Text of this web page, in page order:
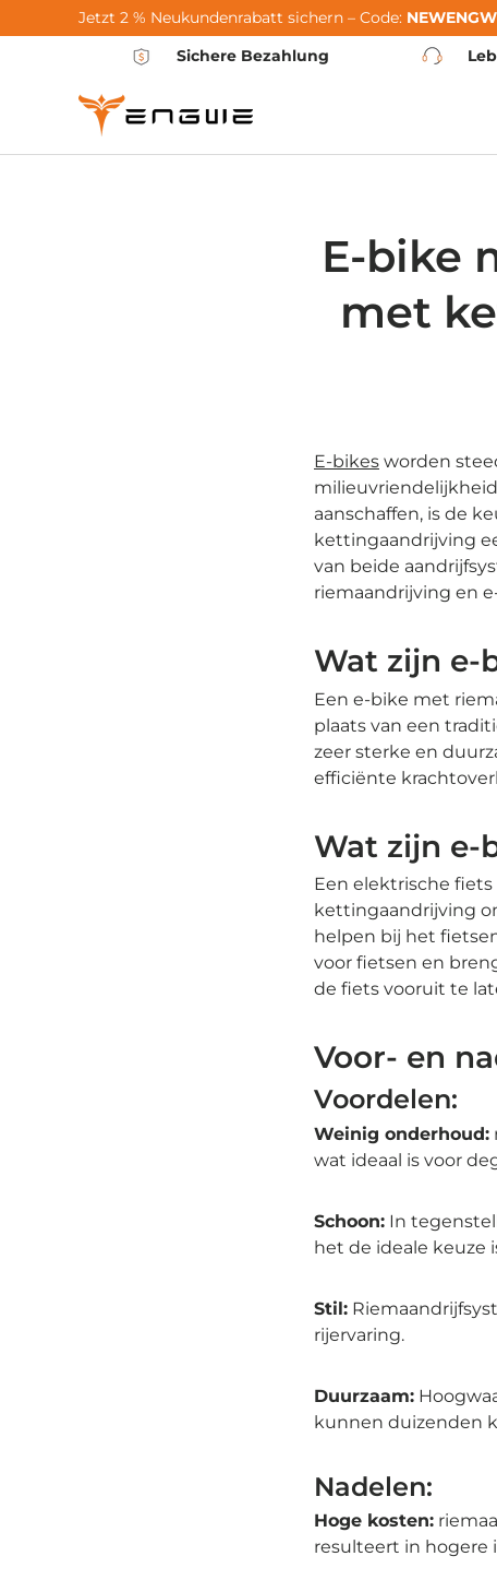
Ga naar de inhoud
Jetzt 2 % Neukundenrabatt sichern – Code:
Sichere Bezahlung
E-bike
met
E-bikes worden
aanschaffen, is de
kettingaandrijving
van beide
riemaandrijving en
Wat zijn e-
Een e-bike met
plaats van een
zeer sterke en
efficiënte
Wat zijn e-
Een elektrische
kettingaandrijving
helpen bij het
voor fietsen en
de fiets vooruit te
Voor- en
Voordelen:
Weinig onderhoud:
wat ideaal is voor
Schoon: In
het de ideale keuze
Stil:
rijervaring.
Duurzaam:
kunnen duizenden
Nadelen:
Hoge kosten:
resulteert in hogere